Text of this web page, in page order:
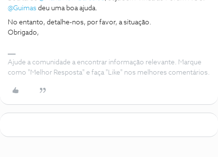
@Guimas deu uma boa ajuda.
No entanto, detalhe-nos, por favor, a situação.
Obrigado,
Ajude a comunidade a encontrar informação relevante. Marque
como "Melhor Resposta" e faça "Like" nos melhores comentários.